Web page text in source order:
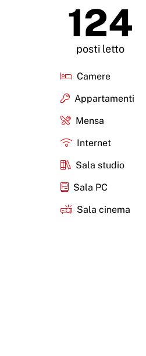
124
posti letto
Camere
Appartamenti
Mensa
Internet
Sala studio
Sala PC
Sala cinema